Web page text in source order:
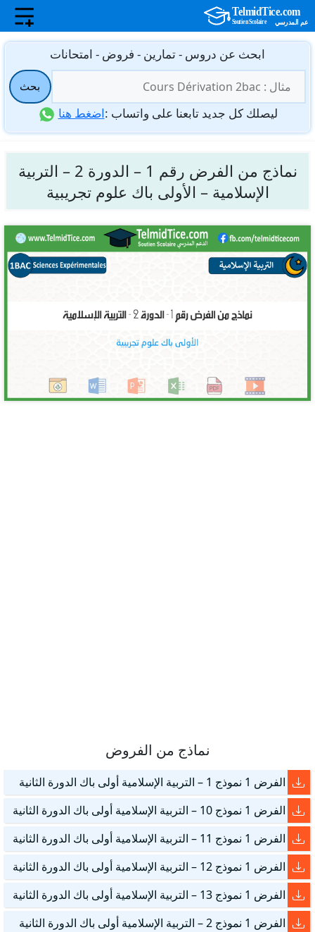
انتقل
المحتوى
ابحث عن دروس - تمارين - فروض - امتحانات
عن:
بحث
ليصلك كل جديد تابعنا على واتساب :اضغط هنا
نماذج من الفرض رقم 1 – الدورة 2 – التربية
الإسلامية – الأولى باك علوم تجريبية
نماذج من الفروض
الفرض 1 نموذج 1 – التربية الإسلامية أولى باك الدورة الثانية
الفرض 1 نموذج 10 – التربية الإسلامية أولى باك الدورة الثانية
الفرض 1 نموذج 11 – التربية الإسلامية أولى باك الدورة الثانية
الفرض 1 نموذج 12 – التربية الإسلامية أولى باك الدورة الثانية
الفرض 1 نموذج 13 – التربية الإسلامية أولى باك الدورة الثانية
الفرض 1 نموذج 2 – التربية الإسلامية أولى باك الدورة الثانية